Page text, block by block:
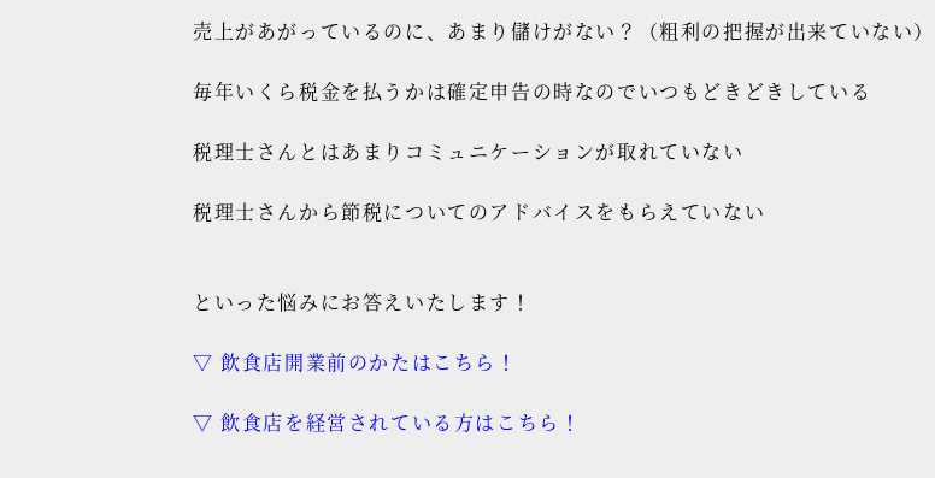
売上があがっているのに、あまり儲けがない？（粗利の把握が出来ていない）
毎年いくら税金を払うかは確定申告の時なのでいつもどきどきしている
税理士さんとはあまりコミュニケーションが取れていない
税理士さんから節税についてのアドバイスをもらえていない
といった悩みにお答えいたします！
▽ 飲食店開業前のかたはこちら！
▽ 飲食店を経営されている方はこちら！